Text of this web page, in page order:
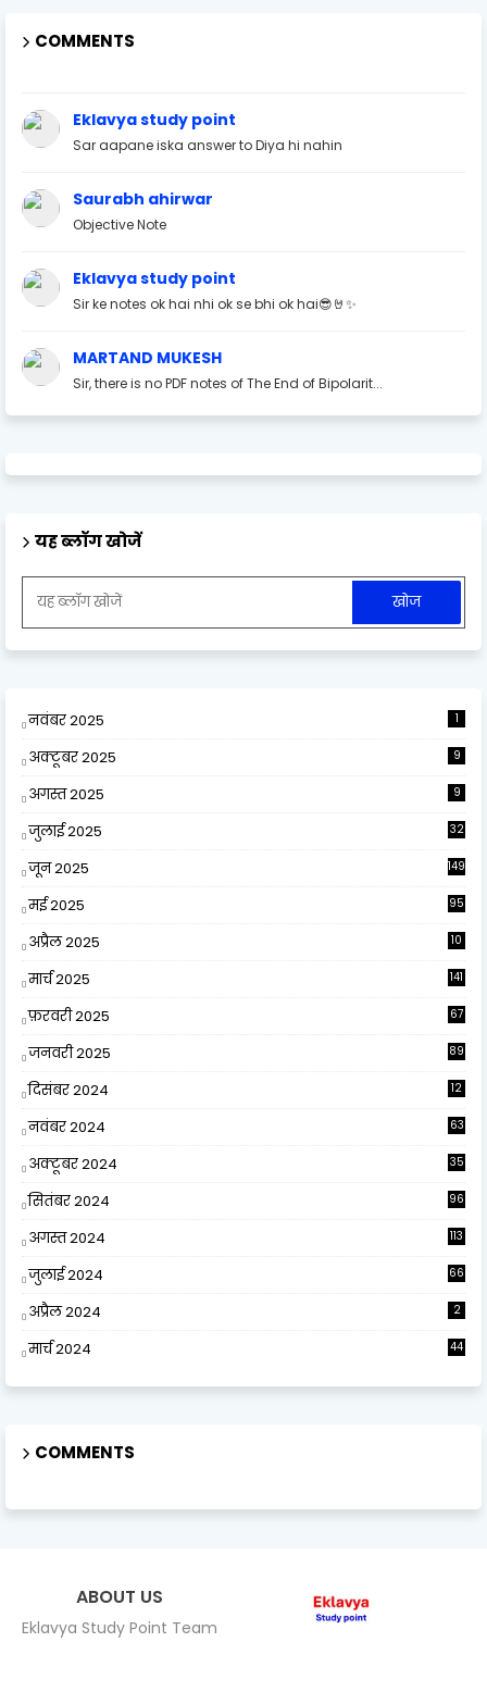
COMMENTS
Eklavya study point
Sar aapane iska answer to Diya hi nahin
Saurabh ahirwar
Objective Note
Eklavya study point
Sir ke notes ok hai nhi ok se bhi ok hai😎🤘✨
MARTAND MUKESH
Sir, there is no PDF notes of The End of Bipolarit...
यह ब्लॉग खोजें
नवंबर 2025 1
अक्टूबर 2025 9
अगस्त 2025 9
जुलाई 2025 32
जून 2025 149
मई 2025 95
अप्रैल 2025
10
मार्च 2025 141
फ़रवरी 2025 67
जनवरी 2025 89
दिसंबर 2024
12
नवंबर 2024 63
अक्टूबर 2024 35
सितंबर 2024 96
अगस्त 2024 113
जुलाई 2024 66
अप्रैल 2024 2
मार्च 2024 44
COMMENTS
ABOUT US
Eklavya Study Point Team